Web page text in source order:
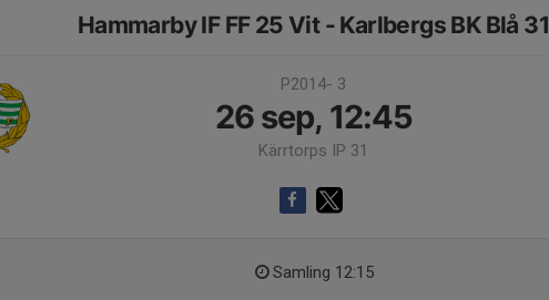
Hammarby IF FF 25 Vit - Karlbergs BK Blå 31
P2014- 3
26 sep, 12:45
Kärrtorps IP 31
Samling 12:15